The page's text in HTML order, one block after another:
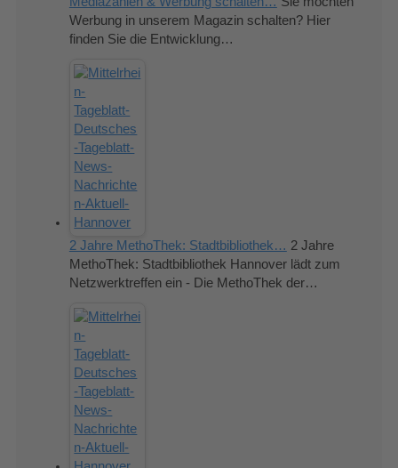
Werbung in unserem Magazin schalten? Hier
finden Sie die Entwicklung…
2 Jahre MethoThek: Stadtbibliothek… 2 Jahre
MethoThek: Stadtbibliothek Hannover lädt zum
Netzwerktreffen ein - Die MethoThek der…